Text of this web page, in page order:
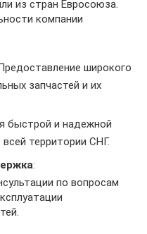
из стран Евросоюза.
компании
широкого
запчастей и их
быстрой и надежной
территории СНГ.
:
по вопросам